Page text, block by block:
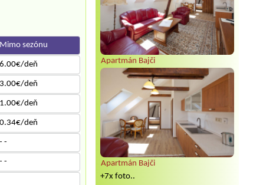
Apartmán Bajči
Apartmán Bajči
+7x foto..
Mimo sezónu
6.00€/deň
3.00€/deň
1.00€/deň
0.34€/deň
- -
- -